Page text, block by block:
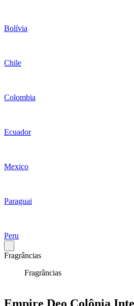
Bolívia
Chile
Colombia
Ecuador
Mexico
Paraguai
Peru
Fragrâncias
Fragrâncias